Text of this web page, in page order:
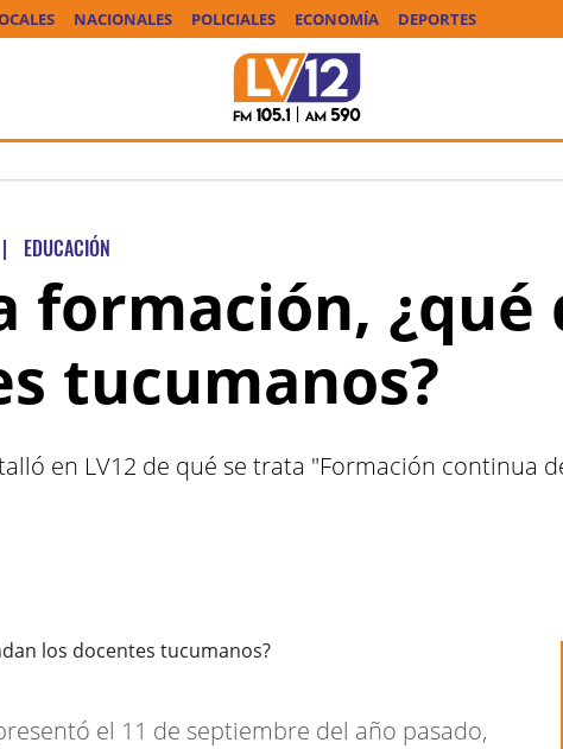
NACIONALES POLICIALES ECONOMÍA DEPORTES
| EDUCACIÓN
formación,
tucumanos?
en LV12 de qué se trata "Formación continua
el 11 de septiembre del año pasado,